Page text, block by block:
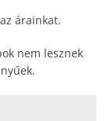
árainkat.
nem lesznek